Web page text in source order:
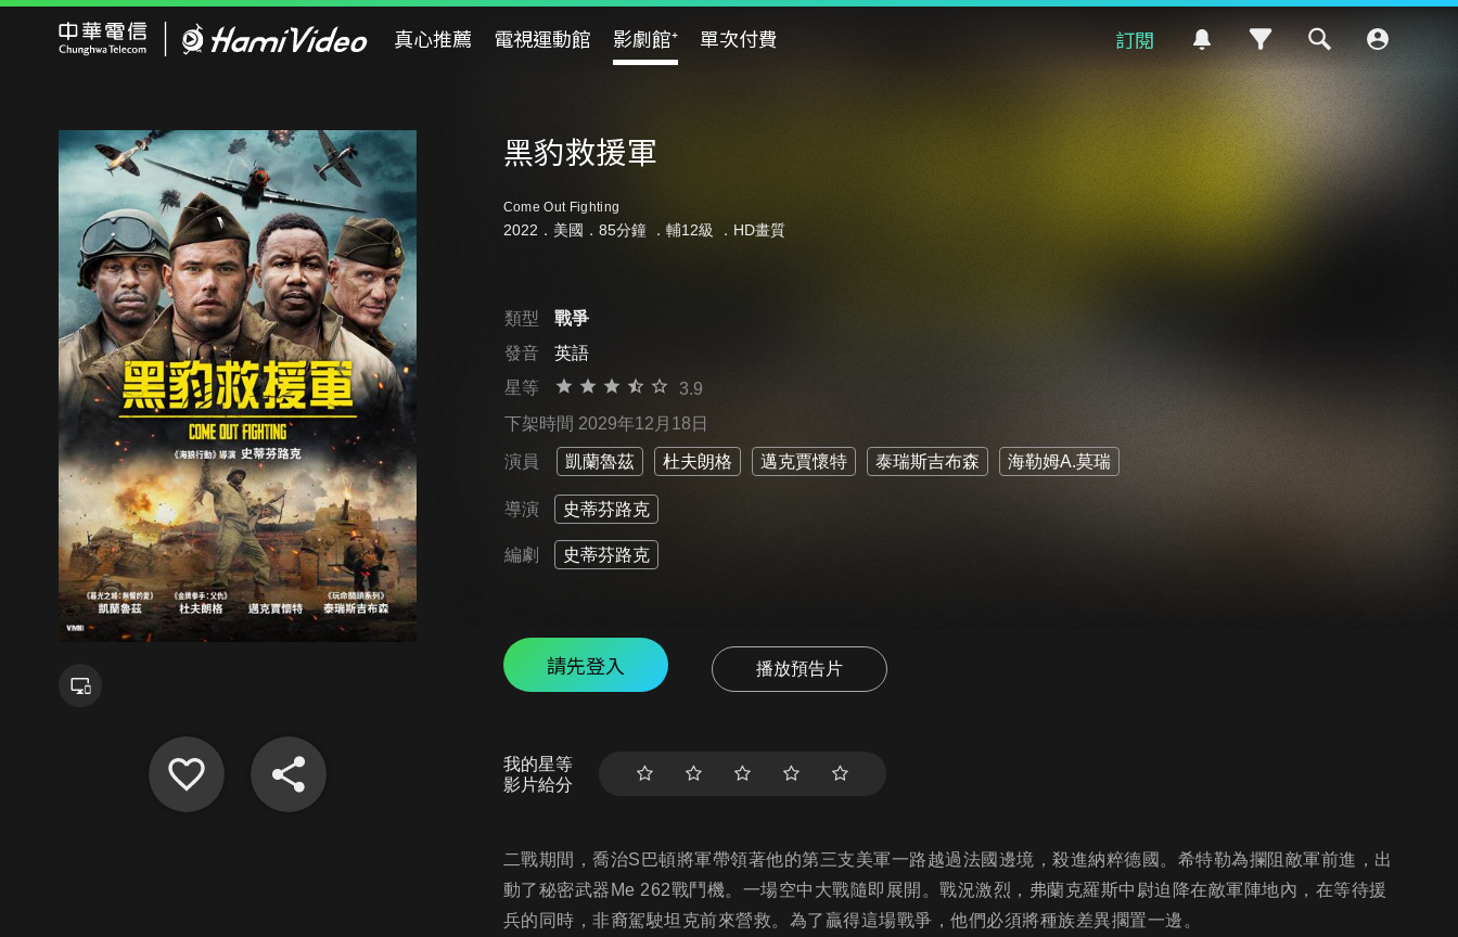
真心推薦 電視運動館 影劇館⁺ 單次付費 訂閱
黑豹救援軍
Come Out Fighting
2022．美國．85分鐘 ． 輔12級 ．HD畫質
類型
戰爭
發音
英語
星等
3.9
下架時間 2029年12月18日
演員 凱蘭魯茲 杜夫朗格 邁克賈懷特 泰瑞斯吉布森 海勒姆A.莫瑞
導演 史蒂芬路克
編劇 史蒂芬路克
請先登入 播放預告片
我的星等
影片給分
二戰期間，喬治S巴頓將軍帶領著他的第三支美軍一路越過法國邊境，殺進納粹德國。希特勒為攔阻敵軍前進，出
動了秘密武器Me 262戰鬥機。一場空中大戰隨即展開。戰況激烈，弗蘭克羅斯中尉迫降在敵軍陣地內，在等待援
兵的同時，非裔駕駛坦克前來營救。為了贏得這場戰爭，他們必須將種族差異擱置一邊。